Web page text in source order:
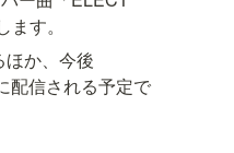
す。
か、今後
配信される予定で